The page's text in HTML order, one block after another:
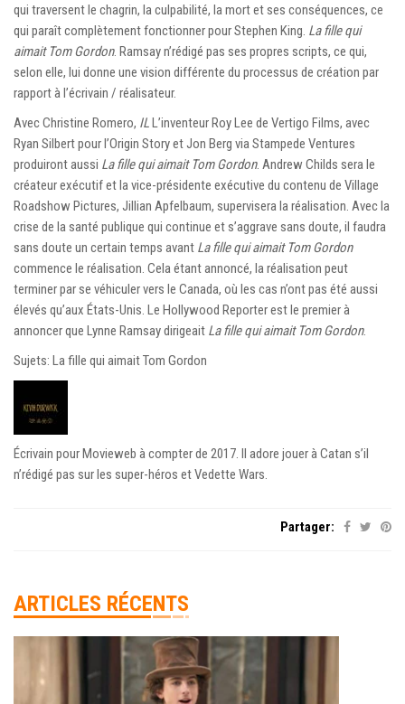
qui traversent le chagrin, la culpabilité, la mort et ses conséquences, ce
qui paraît complètement fonctionner pour Stephen King. La fille qui
aimait Tom Gordon. Ramsay n’rédigé pas ses propres scripts, ce qui,
selon elle, lui donne une vision différente du processus de création par
rapport à l’écrivain / réalisateur.
Avec Christine Romero, ILL’inventeur Roy Lee de Vertigo Films, avec
Ryan Silbert pour l’Origin Story et Jon Berg via Stampede Ventures
produiront aussi La fille qui aimait Tom Gordon. Andrew Childs sera le
créateur exécutif et la vice-présidente exécutive du contenu de Village
Roadshow Pictures, Jillian Apfelbaum, supervisera la réalisation. Avec la
crise de la santé publique qui continue et s’aggrave sans doute, il faudra
sans doute un certain temps avant La fille qui aimait Tom Gordon
commence le réalisation. Cela étant annoncé, la réalisation peut
terminer par se véhiculer vers le Canada, où les cas n’ont pas été aussi
élevés qu’aux États-Unis. Le Hollywood Reporter est le premier à
annoncer que Lynne Ramsay dirigeait La fille qui aimait Tom Gordon.
Sujets: La fille qui aimait Tom Gordon
Écrivain pour Movieweb à compter de 2017. Il adore jouer à Catan s’il
n’rédigé pas sur les super-héros et Vedette Wars.
Partager:
ARTICLES RÉCENTS